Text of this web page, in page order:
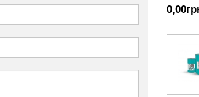
0,00